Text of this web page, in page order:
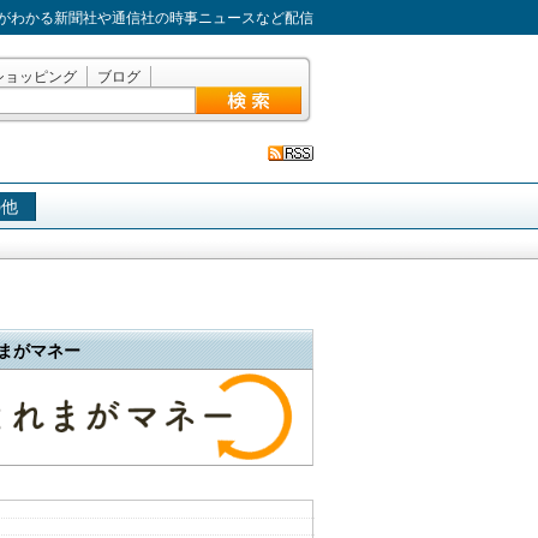
わかる新聞社や通信社の時事ニュースなど配信
ョッピング ブログ
がマネー